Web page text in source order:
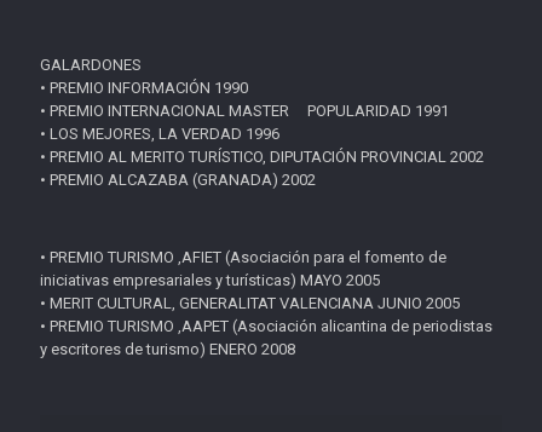
GALARDONES
• PREMIO INFORMACIÓN 1990
• PREMIO INTERNACIONAL MASTER POPULARIDAD 1991
• LOS MEJORES, LA VERDAD 1996
• PREMIO AL MERITO TURÍSTICO, DIPUTACIÓN PROVINCIAL 2002
• PREMIO ALCAZABA (GRANADA) 2002
• PREMIO TURISMO ,AFIET (Asociación para el fomento de
iniciativas empresariales y turísticas) MAYO 2005
• MERIT CULTURAL, GENERALITAT VALENCIANA JUNIO 2005
• PREMIO TURISMO ,AAPET (Asociación alicantina de periodistas
y escritores de turismo) ENERO 2008